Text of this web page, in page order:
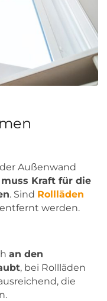
Außenwand
muss Kraft für die
. Sind Rollläden
werden.
an den
, bei Rollläden
die